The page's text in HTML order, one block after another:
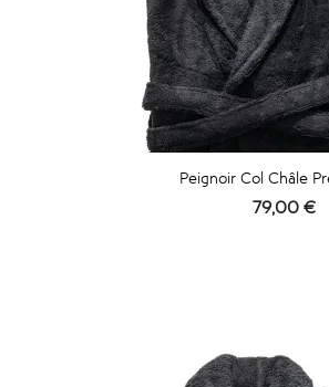
Peignoir Col Châle
Prix
79,00 €